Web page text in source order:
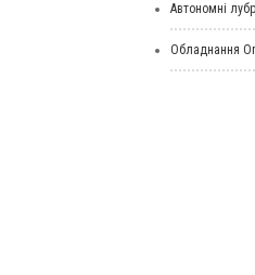
Автономні
Обладнання